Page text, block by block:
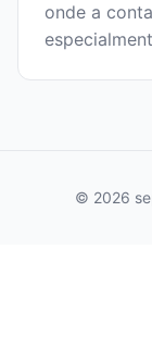
onde a
© 2026